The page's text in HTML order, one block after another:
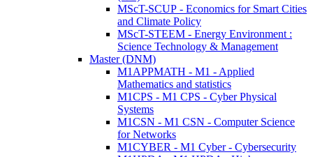
MScT-SCUP - Economics for Smart Cities
and Climate Policy
MScT-STEEM - Energy Environment :
Science Technology & Management
Master (DNM)
M1APPMATH - M1 - Applied
Mathematics and statistics
M1CPS - M1 CPS - Cyber Physical
Systems
M1CSN - M1 CSN - Computer Science
for Networks
M1CYBER - M1 Cyber - Cybersecurity